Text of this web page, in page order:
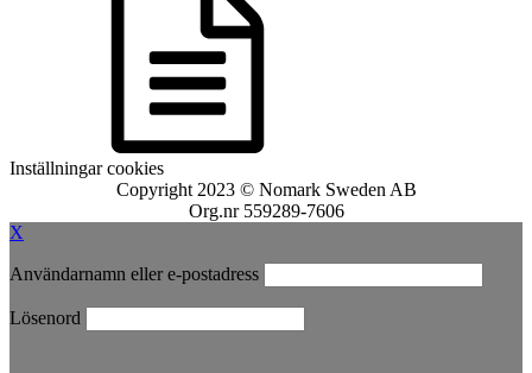
Inställningar cookies
Copyright 2023 © Nomark Sweden AB
Org.nr 559289-7606
X
Användarnamn eller e-postadress
Lösenord